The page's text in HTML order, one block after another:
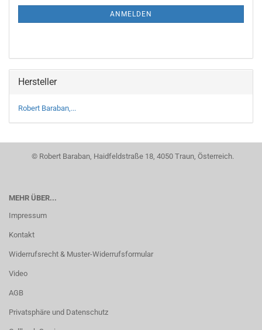
ANMELDEN
Hersteller
Robert Baraban,...
© Robert Baraban, Haidfeldstraße 18, 4050 Traun, Österreich.
MEHR ÜBER...
Impressum
Kontakt
Widerrufsrecht & Muster-Widerrufsformular
Video
AGB
Privatsphäre und Datenschutz